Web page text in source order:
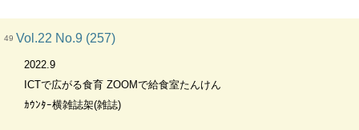
49 Vol.22 No.9 (257)
2022.9
ICTで広がる食育 ZOOMで給食室たんけん
ｶｳﾝﾀｰ横雑誌架(雑誌)